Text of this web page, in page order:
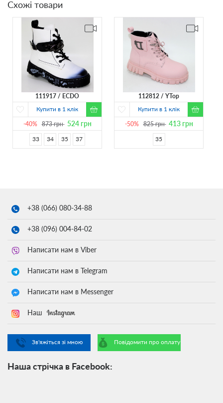
Схожі товари
111917
ECDO
Купити в 1 клік
-40% 873грн 524грн
33 34 35 37
112812
YTop
Купити в 1 клік
-50% 825грн 413грн
35
+38 (066) 080-34-88
+38 (096) 004-84-02
Написати нам в Viber
Написати нам в Telegram
Написати нам в Messenger
Наш
Зв'яжіться зі мною Повідомити про оплату
Наша стрічка в Facebook: